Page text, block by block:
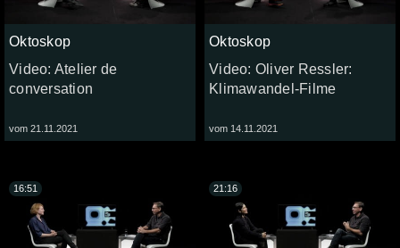
Oktoskop
Video: Atelier de
conversation
vom 21.11.2021
Oktoskop
Video: Oliver Ressler:
Klimawandel-Filme
vom 14.11.2021
16:51 21:16